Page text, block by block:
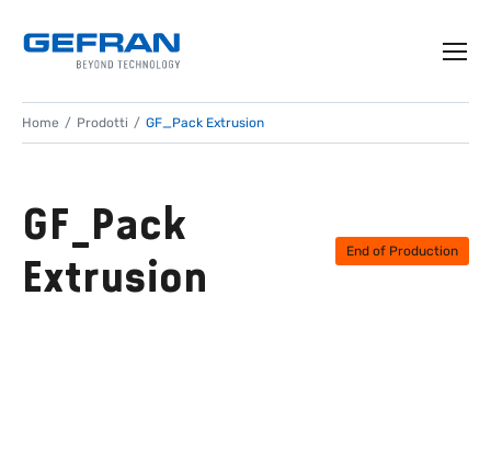
Home Prodotti GF_Pack Extrusion
GF_Pack
Extrusion
End of Production